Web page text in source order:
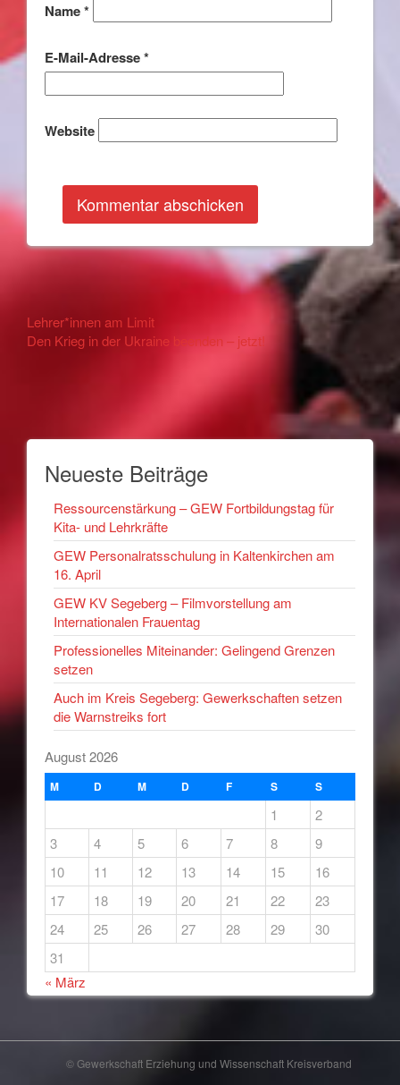
Name*
E-Mail-Adresse*
Website
Other
Articles
Lehrer*innen am Limit
Den Krieg in der Ukraine beenden – jetzt!
Neueste Beiträge
Ressourcenstärkung – GEW Fortbildungstag für
Kita- und Lehrkräfte
GEW Personalratsschulung in Kaltenkirchen am
16. April
GEW KV Segeberg – Filmvorstellung am
Internationalen Frauentag
Professionelles Miteinander: Gelingend Grenzen
setzen
Auch im Kreis Segeberg: Gewerkschaften setzen
die Warnstreiks fort
August 2026
M D M D F S S
1
2
3
4 5 6 7 8
9
10
11 12 13 14 15
16
17
18 19 20 21 22
23
24
25 26 27 28 29
30
31
« März
© Gewerkschaft Erziehung und Wissenschaft Kreisverband